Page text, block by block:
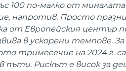
100 по-малко от
напротив. Просто
от Европейския център
в ускорени темпове.
тримесечие на 2024 г.
Рискът е висок за